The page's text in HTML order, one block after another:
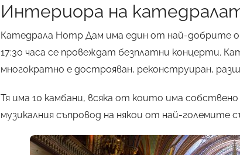
Интериора на
Катедрала Нотр Дам има един от най-добрите
17:30 часа се провеждат безплатни концерти.
многократно е дострояван, реконструиран,
Тя има 10 камбани, всяка от които има
музикалния съпровод на някои от най-големите